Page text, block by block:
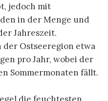
jedoch mit
in der Menge und
Jahreszeit.
Ostseeregion etwa
pro Jahr, wobei der
Sommermonaten fällt.